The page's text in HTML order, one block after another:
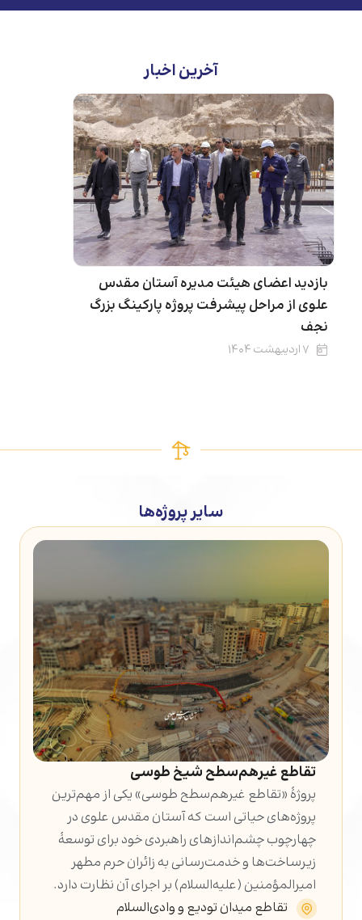
آخرین اخبار
بازدید اعضای هیئت مدیره آستان مقدس
علوی از مراحل پیشرفت پروژه پارکینگ بزرگ
نجف
۷ اردیبهشت ۱۴۰۴
سایر پروژه‌ها
تقاطع غیرهم‌سطح شیخ طوسی
پروژۀ «تقاطع غیرهم‌سطح طوسی» یکی از مهم‌ترین
پروژه‌های حیاتی است که آستان مقدس علوی در
چهارچوب چشم‌اندازهای راهبردی خود برای توسعۀ
زیرساخت‌ها و خدمت‌رسانی به زائران حرم مطهر
امیرالمؤمنین (علیه‌السلام) بر اجرای آن نظارت دارد.
تقاطع میدان تودیع و وادی‌السلام